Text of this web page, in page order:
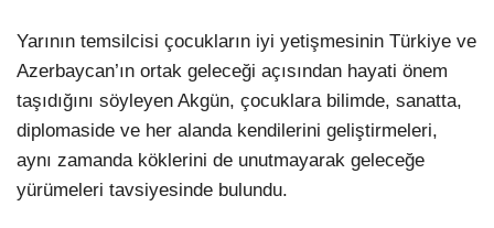
Yarının temsilcisi çocukların iyi yetişmesinin Türkiye ve
Azerbaycan’ın ortak geleceği açısından hayati önem
taşıdığını söyleyen Akgün, çocuklara bilimde, sanatta,
diplomaside ve her alanda kendilerini geliştirmeleri,
aynı zamanda köklerini de unutmayarak geleceğe
yürümeleri tavsiyesinde bulundu.